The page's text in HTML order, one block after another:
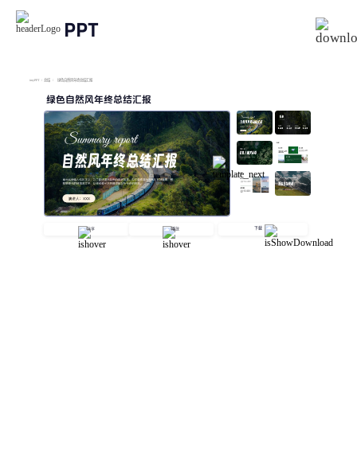
PPT
imyPPT / 总结 / 绿色自然风年终总结汇报
绿色自然风年终总结汇报
分享 播放 下载